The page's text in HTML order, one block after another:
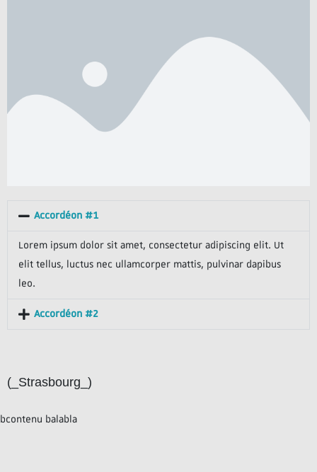
Accordéon #1
Lorem ipsum dolor sit amet, consectetur adipiscing elit. Ut
elit tellus, luctus nec ullamcorper mattis, pulvinar dapibus
leo.
Accordéon #2
(_Strasbourg_)
bcontenu balabla